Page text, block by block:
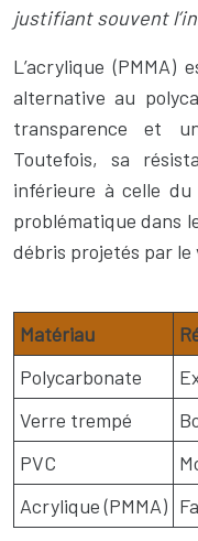
justifiant souvent
L’acrylique (PMMA)
alternative au
transparence et
Toutefois, sa
inférieure à celle
problématique dans
débris projetés par le
Matériau
Polycarbonate
Verre trempé
PVC
Acrylique (PMMA)